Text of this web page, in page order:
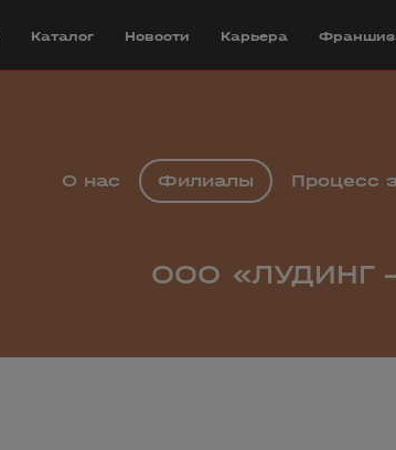
Каталог Новости Карьера
О нас Филиалы Процесс
ООО «ЛУДИНГ